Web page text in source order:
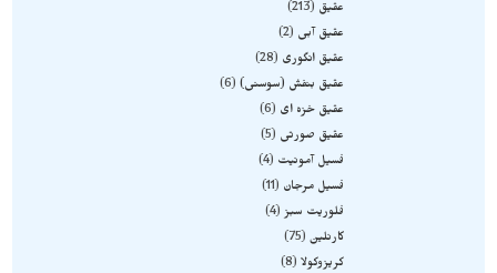
عقیق
213
عقیق آبی
2
عقیق انگوری
28
عقیق بنفش (سوسنی) 6
عقیق خزه ای
6
عقیق صورتی
5
فسیل آمونیت
4
فسیل مرجان
11
فلوریت سبز 4
کارنلین 75
کریزوکولا 8